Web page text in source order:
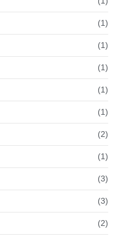
(1)
(1)
(1)
(1)
(1)
(2)
(1)
(3)
(3)
(2)